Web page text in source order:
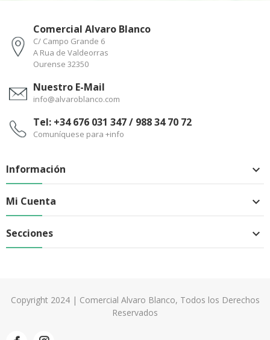
Comercial Alvaro Blanco
C/ Campo Grande 6
A Rua de Valdeorras
Ourense 32350
Nuestro E-Mail
info@alvaroblanco.com
Tel: +34 676 031 347 / 988 34 70 72
Comuníquese para +info
Información 
Mi Cuenta 
Secciones 
Copyright 2024 | Comercial Alvaro Blanco, Todos los Derechos
Reservados